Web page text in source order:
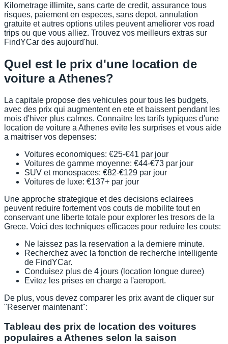
Kilometrage illimite, sans carte de credit, assurance tous
risques, paiement en especes, sans depot, annulation
gratuite et autres options utiles peuvent ameliorer vos road
trips ou que vous alliez. Trouvez vos meilleurs extras sur
FindYCar des aujourd'hui.
Quel est le prix d'une location de
voiture a Athenes?
La capitale propose des vehicules pour tous les budgets,
avec des prix qui augmentent en ete et baissent pendant les
mois d'hiver plus calmes. Connaitre les tarifs typiques d'une
location de voiture a Athenes evite les surprises et vous aide
a maitriser vos depenses:
Voitures economiques: €25-€41 par jour
Voitures de gamme moyenne: €44-€73 par jour
SUV et monospaces: €82-€129 par jour
Voitures de luxe: €137+ par jour
Une approche strategique et des decisions eclairees
peuvent reduire fortement vos couts de mobilite tout en
conservant une liberte totale pour explorer les tresors de la
Grece. Voici des techniques efficaces pour reduire les couts:
Ne laissez pas la reservation a la derniere minute.
Recherchez avec la fonction de recherche intelligente
de FindYCar.
Conduisez plus de 4 jours (location longue duree)
Evitez les prises en charge a l'aeroport.
De plus, vous devez comparer les prix avant de cliquer sur
"Reserver maintenant":
Tableau des prix de location des voitures
populaires a Athenes selon la saison